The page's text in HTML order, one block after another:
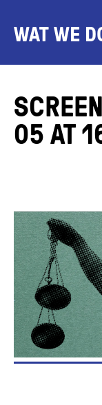
WAT WE
05 AT